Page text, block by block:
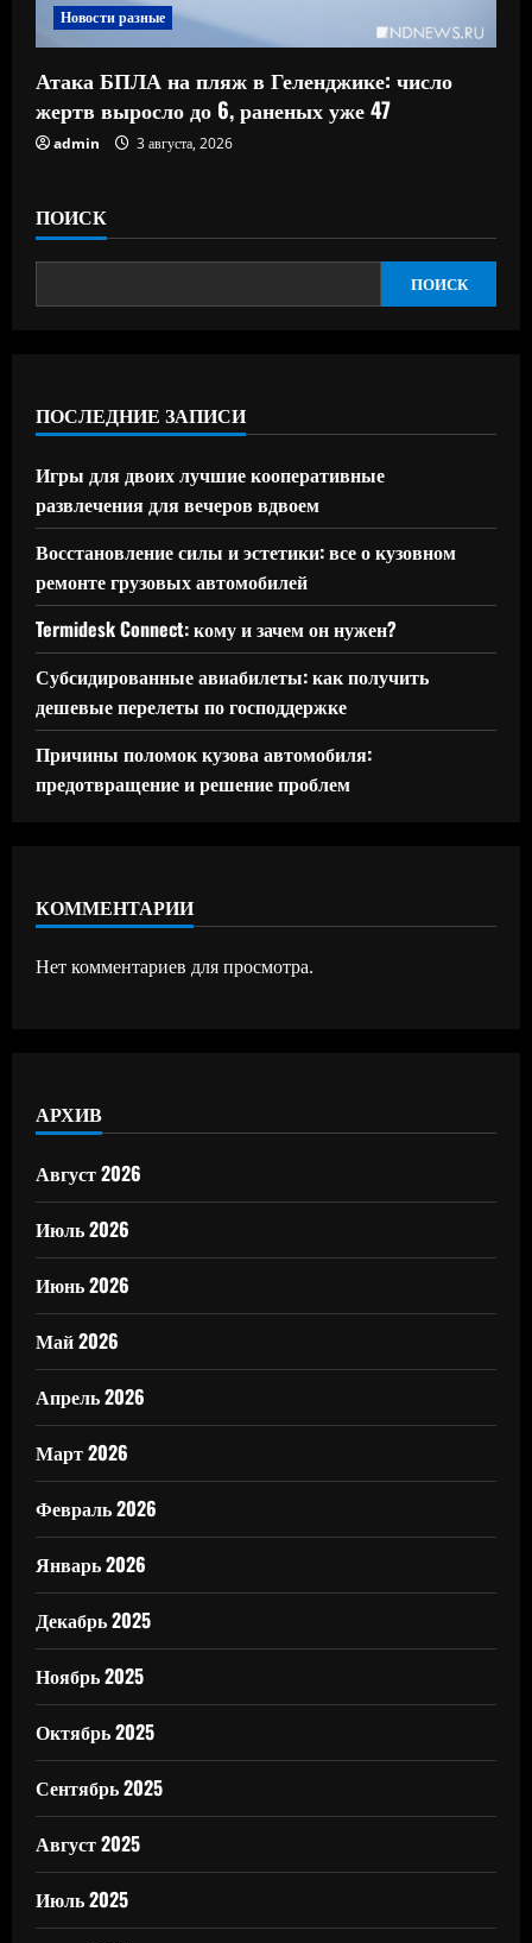
Новости разные
Атака БПЛА на пляж в Геленджике: число
жертв выросло до 6, раненых уже 47
admin 3 августа, 2026
ПОИСК
ПОИСК
ПОСЛЕДНИЕ ЗАПИСИ
Игры для двоих лучшие кооперативные
развлечения для вечеров вдвоем
Восстановление силы и эстетики: все о кузовном
ремонте грузовых автомобилей
Termidesk Connect: кому и зачем он нужен?
Субсидированные авиабилеты: как получить
дешевые перелеты по господдержке
Причины поломок кузова автомобиля:
предотвращение и решение проблем
КОММЕНТАРИИ
Нет комментариев для просмотра.
АРХИВ
Август 2026
Июль 2026
Июнь 2026
Май 2026
Апрель 2026
Март 2026
Февраль 2026
Январь 2026
Декабрь 2025
Ноябрь 2025
Октябрь 2025
Сентябрь 2025
Август 2025
Июль 2025